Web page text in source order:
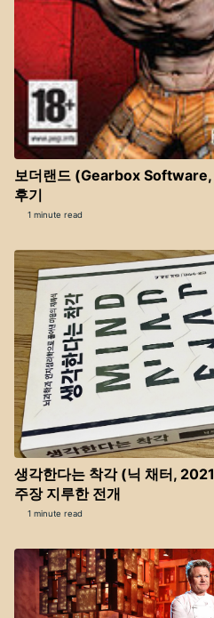
보더랜드 (Gearbox
후기
1 minute read
생각한다는 착각 (닉 채터,
주장 지루한 전개
1 minute read